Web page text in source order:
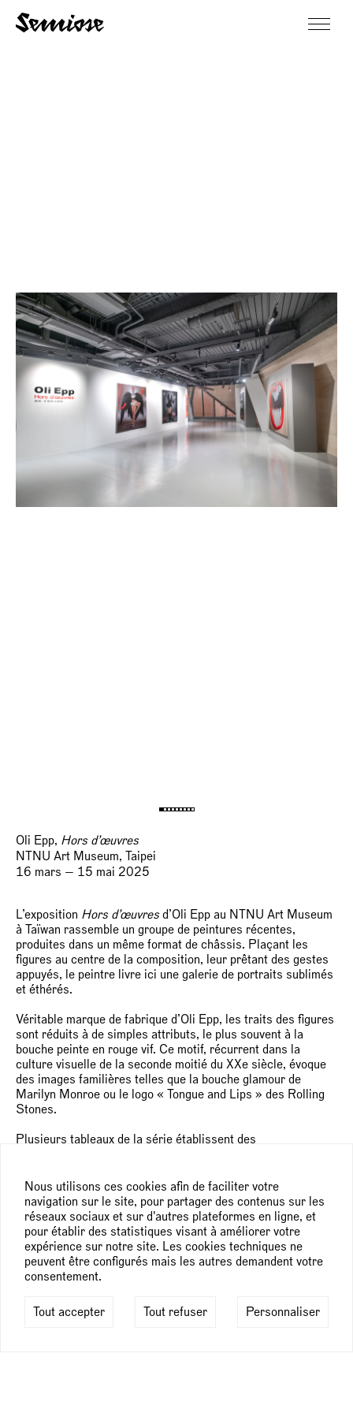
Nous utilisons ces cookies afin de faciliter votre
navigation sur le site, pour partager des contenus sur les
réseaux sociaux et sur d'autres plateformes en ligne, et
pour établir des statistiques visant à améliorer votre
expérience sur notre site. Les cookies techniques ne
peuvent être configurés mais les autres demandent votre
consentement.
Tout accepter Tout refuser Personnaliser
Oli Epp, Hors d’œuvres
NTNU Art Museum, Taipei
16 mars — 15 mai 2025
L’exposition Hors d’œuvresd’Oli Epp au NTNU Art Museum
à Taïwan rassemble un groupe de peintures récentes,
produites dans un même format de châssis. Plaçant les
figures au centre de la composition, leur prêtant des gestes
appuyés, le peintre livre ici une galerie de portraits sublimés
et éthérés.
Véritable marque de fabrique d’Oli Epp, les traits des figures
sont réduits à de simples attributs, le plus souvent à la
bouche peinte en rouge vif. Ce motif, récurrent dans la
culture visuelle de la seconde moitié du XXe siècle, évoque
des images familières telles que la bouche glamour de
Marilyn Monroe ou le logo « Tongue and Lips » des Rolling
Stones.
Plusieurs tableaux de la série établissent des
trois jambes et costume de plumes noires, ou avec le clown à
quatre bras. Ces bégaiements dans l’image créent un
système très astucieux pour montrer plusieurs attitudes en
une seule. Ils démontrent aussi le goût d’Oli Epp pour les
figures hybrides et la confusion délibérée des classifications
entre l'humain, l'animal et le monstrueux.
fonctionnent comme des symboles aux propriétés
métaphysiques et significations métaphoriques. Ces